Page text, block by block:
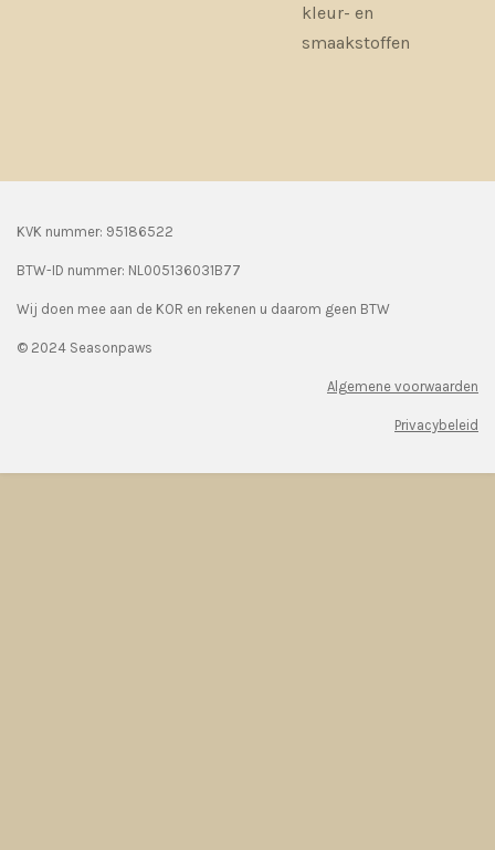
kleur- en
smaakstoffen
KVK nummer: 95186522
BTW-ID nummer: NL005136031B77
Wij doen mee aan de KOR en rekenen u daarom geen BTW
© 2024 Seasonpaws
Algemene voorwaarden
Privacybeleid